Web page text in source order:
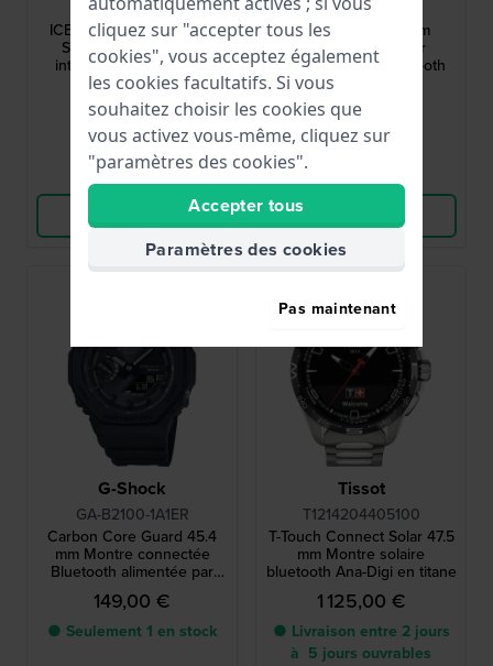
025233
ICE smart SQ 2.0 37 mm
Smartwatch - Montre
intelligente avec écran
tactile amolé de 1,70"
99,00 €
● En stock
Voir les produits
PRJ-B001-1ER
Fun Outdoor 46 mm
Montre de plein air
connectée par Bluetooth
159,00 €
● En stock
Voir les produits
G-Shock
GA-B2100-1A1ER
Carbon Core Guard 45.4
mm Montre connectée
Bluetooth alimentée par
énergie solaire
149,00 €
● Seulement 1 en stock
Tissot
T1214204405100
T-Touch Connect Solar 47.5
mm Montre solaire
bluetooth Ana-Digi en titane
1 125,00 €
● Livraison entre 2 jours
à 5 jours ouvrables
cliquez sur "accepter tous les
cookies", vous acceptez également
les cookies facultatifs. Si vous
souhaitez choisir les cookies que
vous activez vous-même, cliquez sur
"paramètres des cookies".
Accepter tous
Paramètres des cookies
Pas maintenant